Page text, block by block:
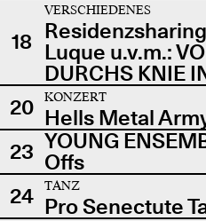
18
VERSCHIEDENES
Luque u.v.m.:
DURCHS KNIE
20
KONZERT
Hells Metal
23 YOUNG
Offs
24
TANZ
Pro Senectute